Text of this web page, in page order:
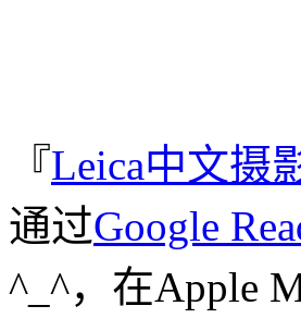
『Leica中文摄
通过Google
^_^，在Apple